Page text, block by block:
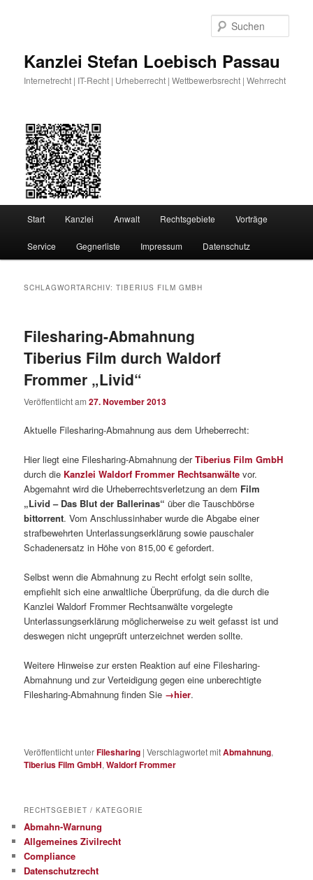
Kanzlei Stefan Loebisch Passau
Internetrecht | IT-Recht | Urheberrecht | Wettbewerbsrecht | Wehrrecht
Start Kanzlei Anwalt Rechtsgebiete Vorträge
Service Gegnerliste Impressum Datenschutz
SCHLAGWORTARCHIV:TIBERIUS FILM GMBH
Filesharing-Abmahnung
Tiberius Film durch Waldorf
Frommer „Livid“
Veröffentlicht am27. November 2013
Aktuelle Filesharing-Abmahnung aus dem Urheberrecht:
Hier liegt eine Filesharing-Abmahnung derTiberius Film GmbH
durch die Kanzlei Waldorf Frommer Rechtsanwälte vor.
Abgemahnt wird die Urheberrechtsverletzung an dem Film
„Livid – Das Blut der Ballerinas“ über die Tauschbörse
bittorrent. Vom Anschlussinhaber wurde die Abgabe einer
strafbewehrten Unterlassungserklärung sowie pauschaler
Schadenersatz in Höhe von 815,00 € gefordert.
Selbst wenn die Abmahnung zu Recht erfolgt sein sollte,
empfiehlt sich eine anwaltliche Überprüfung, da die durch die
Kanzlei Waldorf Frommer Rechtsanwälte vorgelegte
Unterlassungserklärung möglicherweise zu weit gefasst ist und
deswegen nicht ungeprüft unterzeichnet werden sollte.
Weitere Hinweise zur ersten Reaktion auf eine Filesharing-
Abmahnung und zur Verteidigung gegen eine unberechtigte
Filesharing-Abmahnung finden Sie →hier.
Veröffentlicht unterFilesharing |Verschlagwortet mitAbmahnung,
Tiberius Film GmbH,Waldorf Frommer
RECHTSGEBIET / KATEGORIE
Abmahn-Warnung
Allgemeines Zivilrecht
Compliance
Datenschutzrecht